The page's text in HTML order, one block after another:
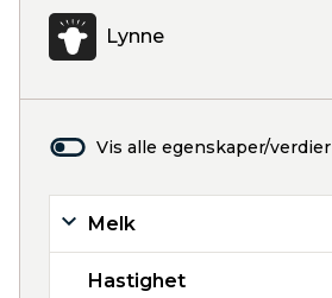
Lynne
Vis alle egenskaper/verdier
Melk
Hastighet